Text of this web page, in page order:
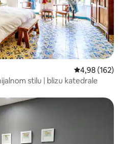
Prosječna
4,98 (162)
stilu | blizu katedrale